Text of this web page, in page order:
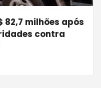
82,7 milhões após
contra